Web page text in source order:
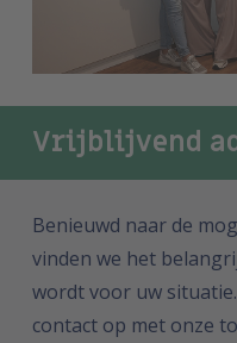
Vrijblijvend
Benieuwd naar de
vinden we het
wordt voor uw
contact op met onze